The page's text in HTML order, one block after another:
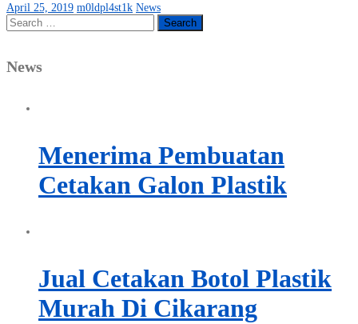
April 25, 2019 m0ldpl4st1k News
Search
for:
News
Menerima Pembuatan
Cetakan Galon Plastik
Jual Cetakan Botol Plastik
Murah Di Cikarang